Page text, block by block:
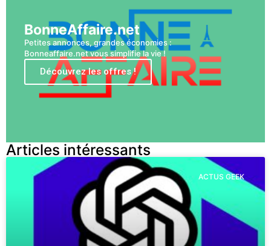
BonneAffaire.net
Petites annonces, grandes économies :
Bonneaffaire.net vous simplifie la vie !
Découvrez les offres !
Articles intéressants
ACTUS GEEK